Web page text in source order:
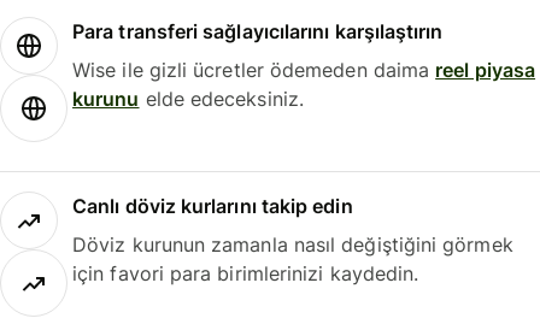
Para transferi sağlayıcılarını karşılaştırın
Wise ile gizli ücretler ödemeden daima reel piyasa
kurunu elde edeceksiniz.
Canlı döviz kurlarını takip edin
Döviz kurunun zamanla nasıl değiştiğini görmek
için favori para birimlerinizi kaydedin.